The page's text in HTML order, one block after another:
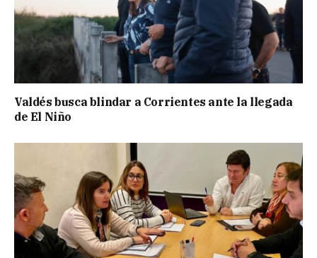
Valdés busca blindar a Corrientes ante la llegada
de El Niño